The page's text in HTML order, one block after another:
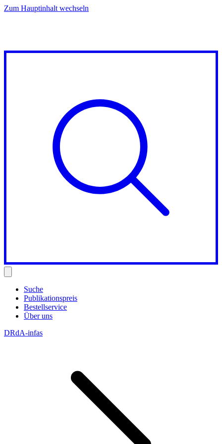
Zum Hauptinhalt wechseln
Suche
Publikationspreis
Bestellservice
Über uns
DRdA-infas